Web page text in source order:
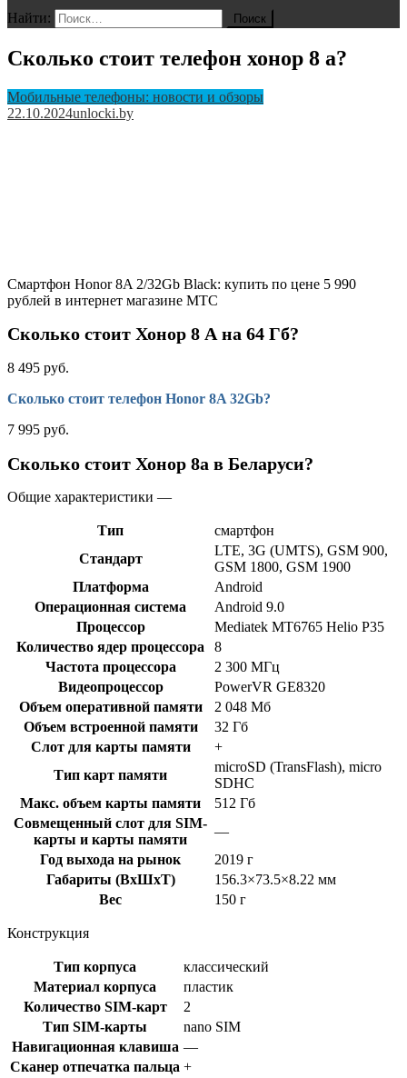
Найти:
Сколько стоит телефон хонор 8 а?
Мобильные телефоны: новости и обзоры
22.10.2024unlocki.by
Смартфон Honor 8A 2/32Gb Black: купить по цене 5 990
рублей в интернет магазине МТС
Сколько стоит Хонор 8 А на 64 Гб?
8 495 руб.
Сколько стоит телефон Honor 8A 32Gb?
7 995 руб.
Сколько стоит Хонор 8а в Беларуси?
Общие характеристики —
Тип
смартфон
Стандарт
LTE, 3G (UMTS), GSM 900,
GSM 1800, GSM 1900
Платформа
Android
Операционная система
Android 9.0
Процессор
Mediatek MT6765 Helio P35
Количество ядер процессора
8
Частота процессора
2 300 МГц
Видеопроцессор
PowerVR GE8320
Объем оперативной памяти
2 048 Мб
Объем встроенной памяти
32 Гб
Слот для карты памяти
+
Тип карт памяти
microSD (TransFlash), micro
SDHC
Макс. объем карты памяти
512 Гб
Совмещенный слот для SIM-
карты и карты памяти
—
Год выхода на рынок
2019 г
Габариты (ВхШхТ)
156.3×73.5×8.22 мм
Вес
150 г
Конструкция
Тип корпуса
классический
Материал корпуса
пластик
Количество SIM-карт
2
Тип SIM-карты
nano SIM
Навигационная клавиша —
Сканер отпечатка пальца +